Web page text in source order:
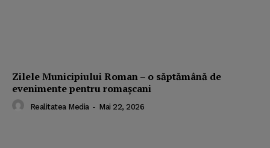
Zilele Municipiului Roman – o săptămână de
evenimente pentru romaşcani
Realitatea Media - Mai 22, 2026